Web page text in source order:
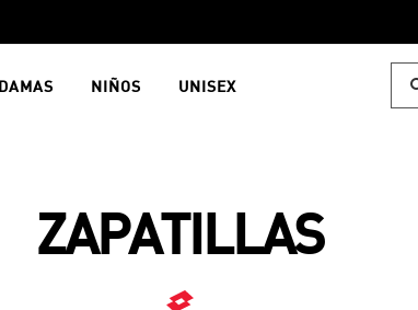
DAMAS NIÑOS UNISEX
ZAPATILLAS